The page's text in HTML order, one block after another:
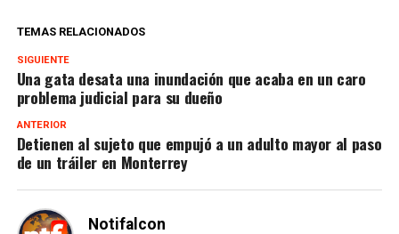
TEMAS RELACIONADOS
SIGUIENTE
Una gata desata una inundación que acaba en un caro
problema judicial para su dueño
ANTERIOR
Detienen al sujeto que empujó a un adulto mayor al paso
de un tráiler en Monterrey
Notifalcon